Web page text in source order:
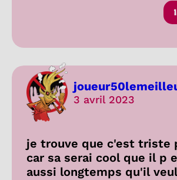
3 avril 2023
je trouve que c'est triste
car sa serai cool que il p
aussi longtemps qu'il